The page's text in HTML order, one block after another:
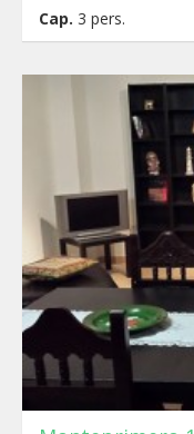
Cap. 3 pers.